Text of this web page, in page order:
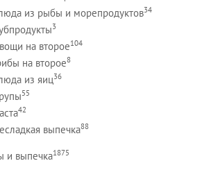
из рыбы и морепродуктов34
3
на второе104
на второе8
из яиц36
55
42
выпечка88
и выпечка1875